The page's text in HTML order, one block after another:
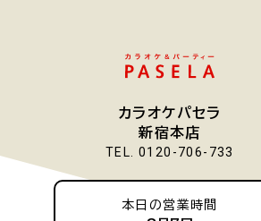
カラオケパセラ
新宿本店
TEL. 0120-706-733
本日の営業時間